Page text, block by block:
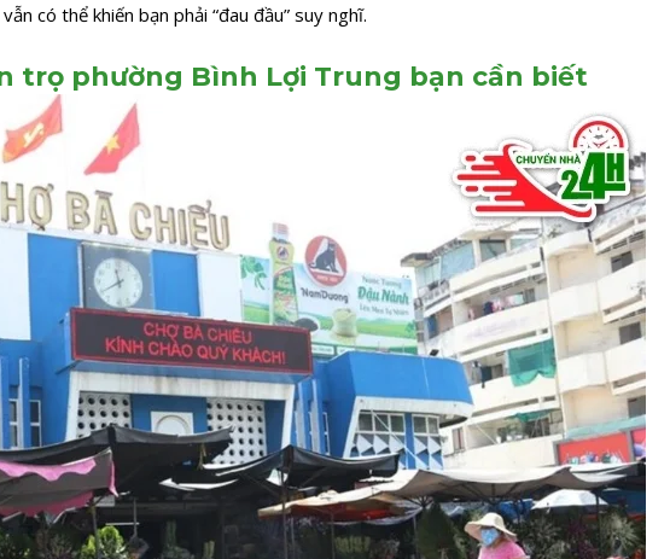
có thể khiến bạn phải “đau đầu” suy nghĩ.
trọ phường Bình Lợi Trung bạn cần biết